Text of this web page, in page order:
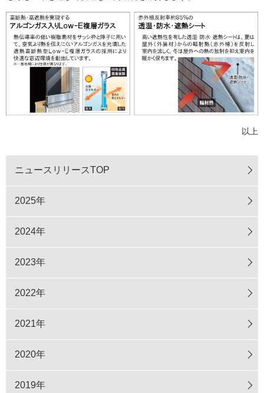
以上
ニュースリリースTOP
2025年
2024年
2023年
2022年
2021年
2020年
2019年